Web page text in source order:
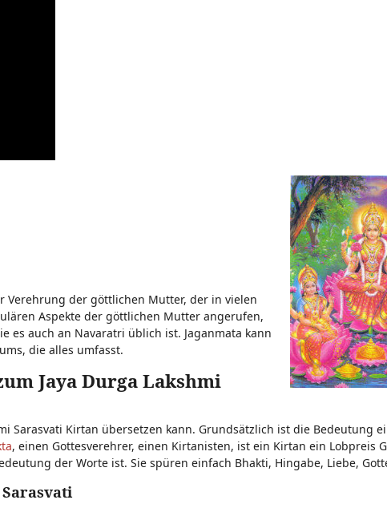
Verehrung der göttlichen Mutter, der in vielen
Aspekte der göttlichen Mutter angerufen,
es auch an Navaratri üblich ist. Jaganmata kann
die alles umfasst.
Jaya Durga Lakshmi
Sarasvati Kirtan übersetzen kann. Grundsätzlich ist die Bedeutung
, einen Gottesverehrer, einen Kirtanisten, ist ein Kirtan ein Lobpreis
der Worte ist. Sie spüren einfach Bhakti, Hingabe, Liebe,